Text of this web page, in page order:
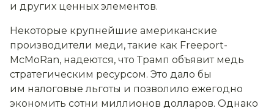
и других ценных элементов.
Некоторые крупнейшие американские
производители меди, такие как Freeport-
McMoRan, надеются, что Трамп объявит медь
стратегическим ресурсом. Это дало бы
им налоговые льготы и позволило ежегодно
экономить сотни миллионов долларов. Однако